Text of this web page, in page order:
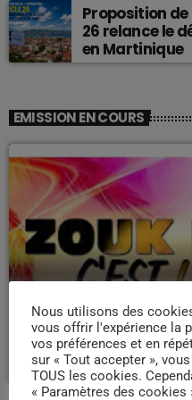
Proposition de
26 relance le
en Martinique
EMISSION EN COURS
Nostalgie retro
19:00 - 22:00
Nous utilisons des
vous offrir l'expérience la
vos préférences et en
sur « Tout accepter »,
TOUS les cookies.
« Paramètres des cookies